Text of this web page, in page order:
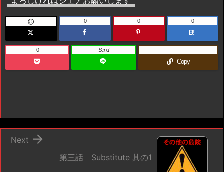
 0 0
B!
0
0 Send
Copy
-
第三話 Substitute 其の1

Next